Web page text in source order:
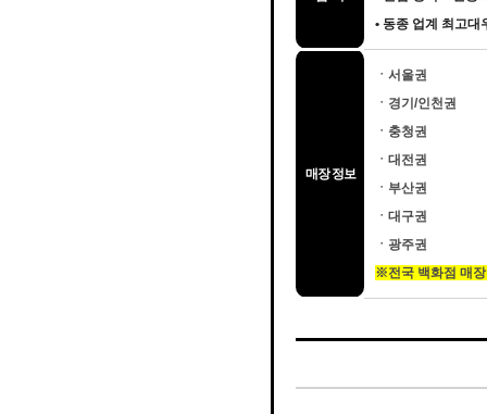
• 동종 업계 최고대
매장 정보
ㆍ서울권
ㆍ경기/인천권
ㆍ충청권
ㆍ대전권
ㆍ부산권
ㆍ대구권
ㆍ광주권
※전국 백화점 매